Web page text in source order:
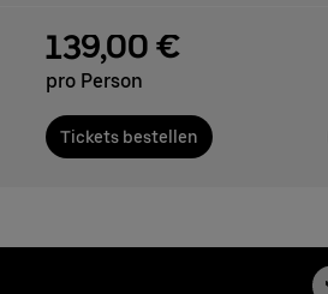
139,00 €
pro Person
Tickets bestellen